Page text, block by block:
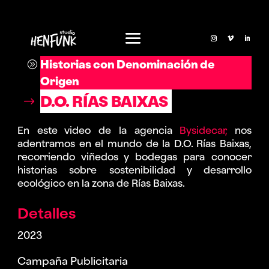
Historias con Denominación de
Origen
D.O. RÍAS BAIXAS
En este video de la agencia Bysidecar, nos
adentramos en el mundo de la D.O. Rías Baixas,
recorriendo viñedos y bodegas para conocer
historias sobre sostenibilidad y desarrollo
ecológico en la zona de Rías Baixas.
Detalles
2023
Campaña Publicitaria